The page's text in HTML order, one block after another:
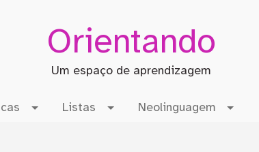
Orientando
Um espaço de aprendizagem
Listas Neolinguagem